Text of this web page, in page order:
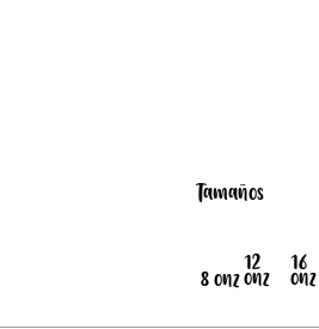
Tamaños
8 onz
12
onz
16
onz